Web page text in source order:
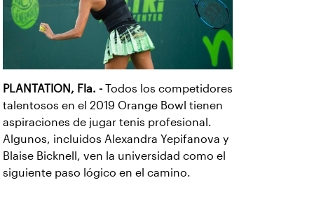
PLANTATION, Fla. - Todos los competidores
talentosos en el 2019 Orange Bowl tienen
aspiraciones de jugar tenis profesional.
Algunos, incluidos Alexandra Yepifanova y
Blaise Bicknell, ven la universidad como el
siguiente paso lógico en el camino.